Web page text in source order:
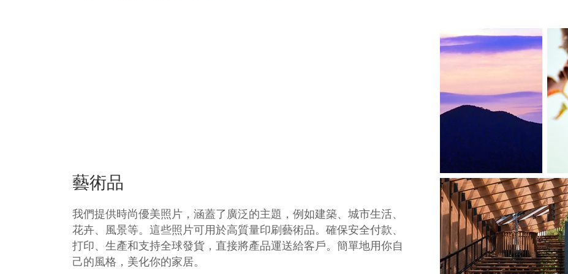
藝術品
我們提供時尚優美照片，涵蓋了廣泛的主題，例如建築、城市生活、
花卉、風景等。這些照片可用於高質量印刷藝術品。確保安全付款、
打印、生產和支持全球發貨，直接將產品運送給客戶。簡單地用你自
己的風格，美化你的家居。